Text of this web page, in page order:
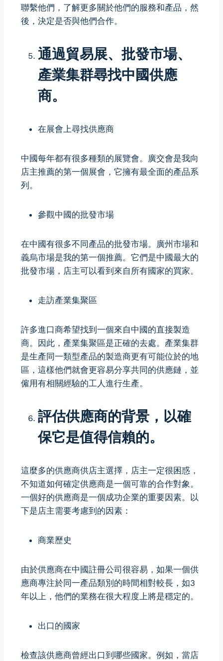
聯繫他們，了解更多關於他們的服務和產品，然
後，決定是否與他們合作。
通過貿易展、批發市場、
產業集群尋找中國供應
商。
在展會上尋找供應商
中國每年都有很多種類的展覽會。廣交會是我向
店主推薦的第一個展會，它擁有最全面的產品系
列。
參觀中國的批發市場
在中國有很多不同產品的批發市場。廣州市場和
義烏市場是我的第一個推薦。它們是中國最大的
批發市場，店主可以看到來自所有國家的買家。
走訪產業集聚區
許多進口商希望找到一個來自中國的直接製造
商。因此，產業集聚區是正確的去處。產業集群
是生產同一類型產品的製造商更有可能位於的地
區，這樣他們就會更容易分享共同的供應鏈，並
僱用有相關經驗的工人進行生產。
評估供應商的背景，以確
保它是值得信賴的。
這麼多的供應商供店主選擇，店主一定很困惑，
不知道如何確定供應商是一個可靠的合作對象。
一個好的供應商是一個成功企業的重要因素。以
下是店主需要考慮到的因素：
商業歷史
由於供應商在中國註冊公司很容易，如果一個供
應商專注於同一產品類別的時間相對較長，如3
年以上，他們的業務在很大程度上將是穩定的。
出口的國家
檢查該供應商曾經出口到哪些國家。例如，當店